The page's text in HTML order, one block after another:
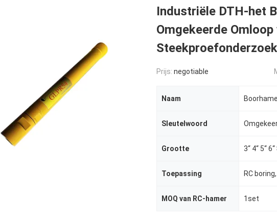
Industriële DTH-het
Omgekeerde
Steekproefonderzoek
Prijs: negotiable
Naam
Sleutelwoord
Grootte 3“ 4“ 5“
Toepassing
MOQ van RC-hamer 1set